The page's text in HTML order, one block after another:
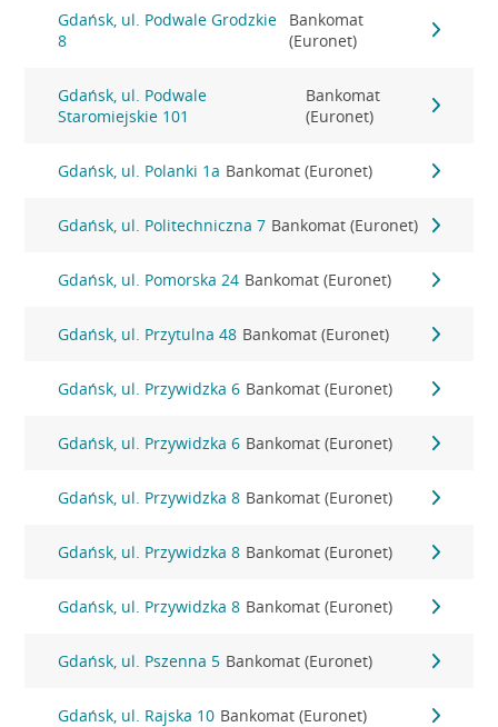
Gdańsk, ul. Podwale Grodzkie
8
Bankomat
(Euronet)
Gdańsk, ul. Podwale
Staromiejskie 101
Bankomat
(Euronet)
Gdańsk, ul. Polanki 1a Bankomat (Euronet)
Gdańsk, ul. Politechniczna 7 Bankomat (Euronet)
Gdańsk, ul. Pomorska 24 Bankomat (Euronet)
Gdańsk, ul. Przytulna 48 Bankomat (Euronet)
Gdańsk, ul. Przywidzka 6 Bankomat (Euronet)
Gdańsk, ul. Przywidzka 6 Bankomat (Euronet)
Gdańsk, ul. Przywidzka 8 Bankomat (Euronet)
Gdańsk, ul. Przywidzka 8 Bankomat (Euronet)
Gdańsk, ul. Przywidzka 8 Bankomat (Euronet)
Gdańsk, ul. Pszenna 5 Bankomat (Euronet)
Gdańsk, ul. Rajska 10 Bankomat (Euronet)